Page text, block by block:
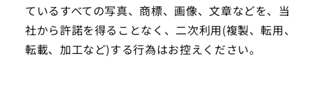
ているすべての写真、商標、画像、文章などを、当
社から許諾を得ることなく、二次利用(複製、転用、
転載、加工など)する行為はお控えください。